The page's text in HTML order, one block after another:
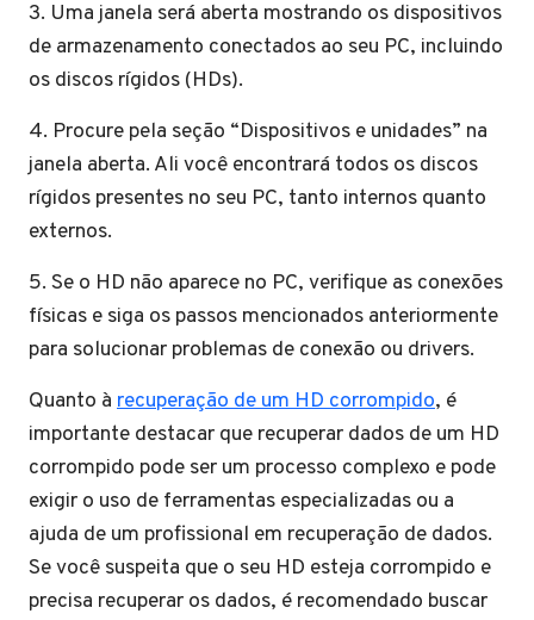
3. Uma janela será aberta mostrando os dispositivos
de armazenamento conectados ao seu PC, incluindo
os discos rígidos (HDs).
4. Procure pela seção “Dispositivos e unidades” na
janela aberta. Ali você encontrará todos os discos
rígidos presentes no seu PC, tanto internos quanto
externos.
5. Se o HD não aparece no PC, verifique as conexões
físicas e siga os passos mencionados anteriormente
para solucionar problemas de conexão ou drivers.
Quanto à recuperação de um HD corrompido, é
importante destacar que recuperar dados de um HD
corrompido pode ser um processo complexo e pode
exigir o uso de ferramentas especializadas ou a
ajuda de um profissional em recuperação de dados.
Se você suspeita que o seu HD esteja corrompido e
precisa recuperar os dados, é recomendado buscar